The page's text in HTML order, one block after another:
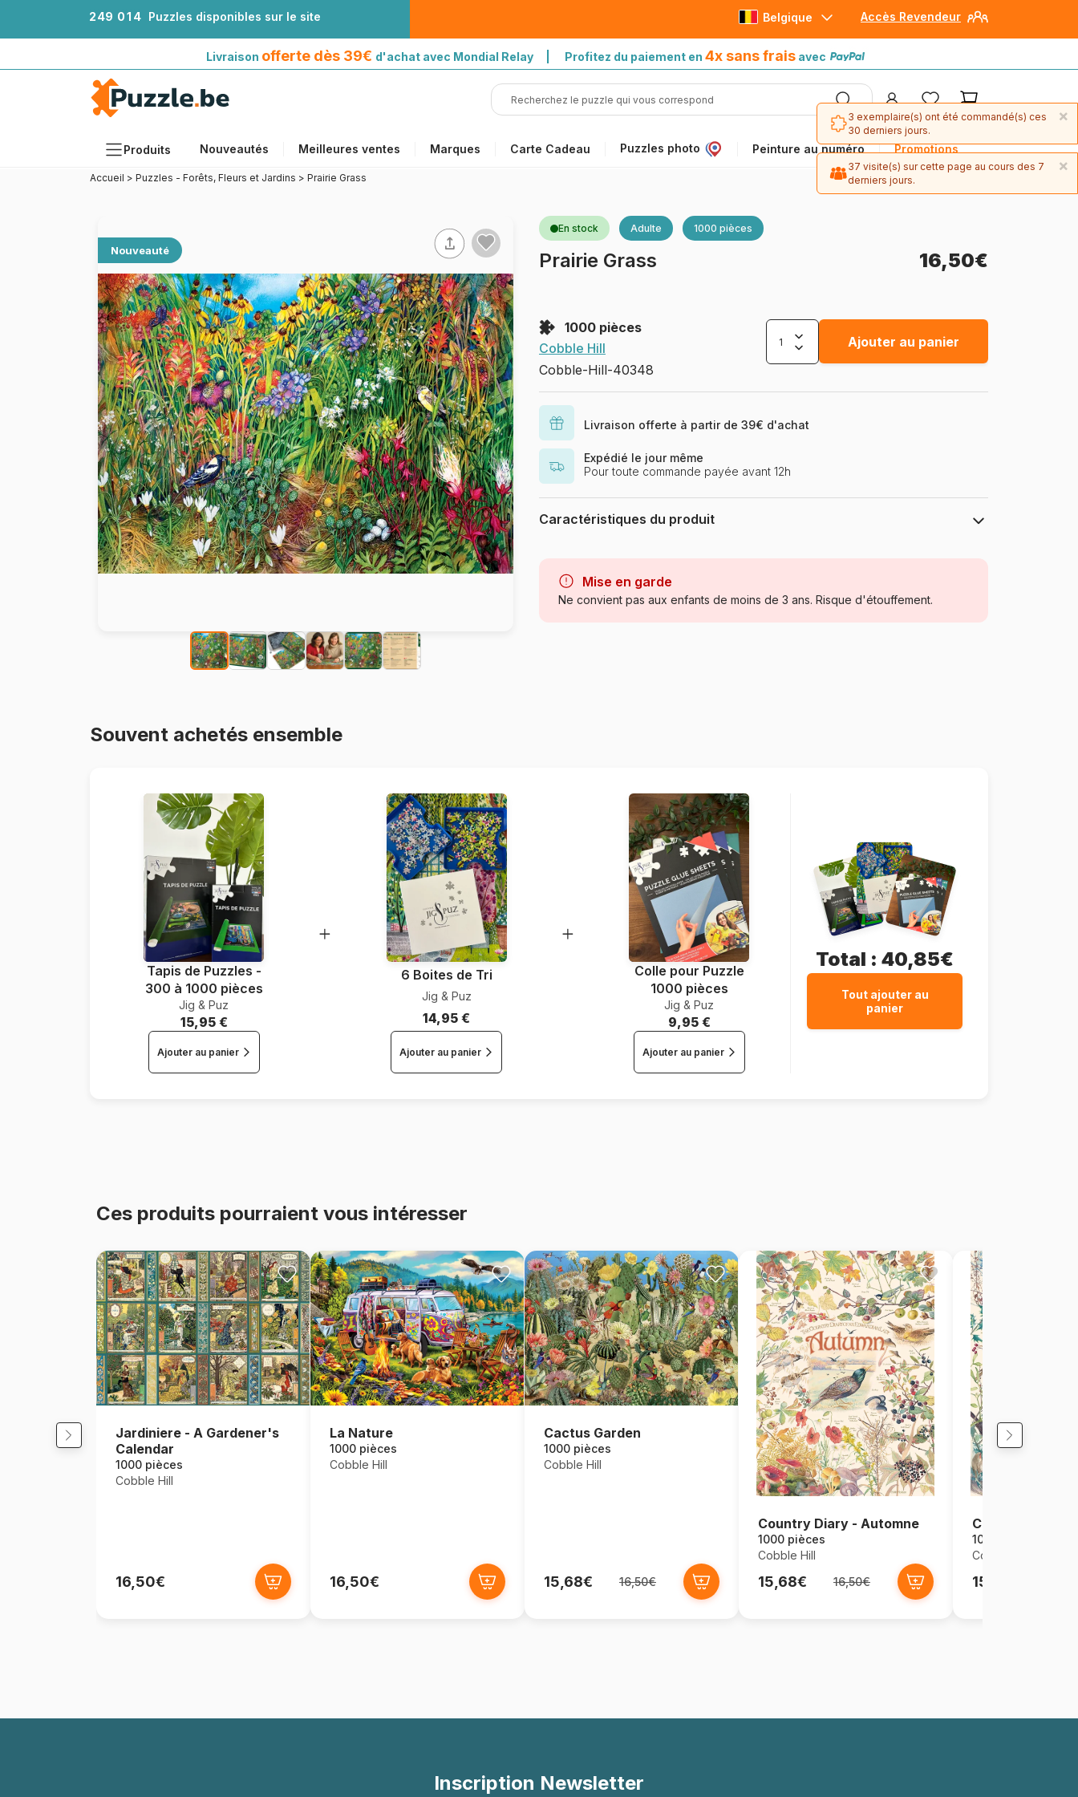
249 01 4 Puzzles disponibles sur le site Accès Revendeur
Belgique
Livraison offerte dès 39€ d'achat avec Mondial Relay | Profitez du paiement en 4x sans frais avec
Produits Nouveautés Meilleures ventes Marques Carte Cadeau Puzzles photo Peinture au numéro Promotions
Formats
Âges
Artistes
Accessoires
Puzzles en bois
Peinture au numéro
Accueil > Puzzles - Forêts, Fleurs et Jardins > Prairie Grass
Nouveauté
En stock Adulte 1000 pièces
Prairie Grass 16,50€
1000 pièces
Cobble Hill
Cobble-Hill-40348
Ajouter au panier
Livraison offerte à partir de 39€ d'achat
Expédié le jour même
Pour toute commande payée avant 12h
Caractéristiques du produit
Catégorie
Age
Puzzle pour Adultes (500 à 48.000
Mise en garde
Ne convient pas aux enfants de moins de 3 ans. Risque d'étouffement.
Souvent achetés ensemble
Tapis de Puzzles -
300 à 1000 pièces
Jig & Puz
15,95 €
Ajouter au panier
6 Boites de Tri
Jig & Puz
14,95 €
Ajouter au panier
Colle pour Puzzle
1000 pièces
Jig & Puz
9,95 €
Ajouter au panier
Total : 40,85€
Tout ajouter au
panier
Ces produits pourraient vous intéresser
Jardiniere - A Gardener's
Calendar
1000 pièces
Cobble Hill
16,50€
La Nature
1000 pièces
Cobble Hill
16,50€
Cactus Garden
1000 pièces
Cobble Hill
15,68€ 16,50€
Country Diary - Automne
1000 pièces
Cobble Hill
15,68€ 16,50€
Country Diary -
1000 pièces
Cobble Hill
15,68€
Inscription Newsletter
×
3 exemplaire(s) ont été commandé(s) ces
30 derniers jours.
×
37 visite(s) sur cette page au cours des 7
derniers jours.